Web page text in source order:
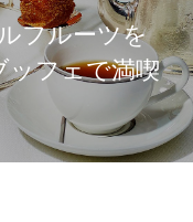
フルーツを
ッフェで満喫